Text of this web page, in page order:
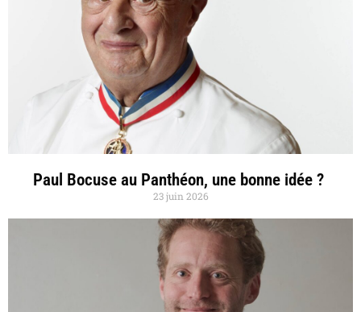
Paul Bocuse au Panthéon, une bonne idée ?
23 juin 2026